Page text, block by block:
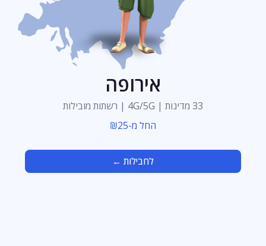
אירופה
33 מדינות | 4G/5G | רשתות מובילות
החל מ-₪25
לחבילות ←